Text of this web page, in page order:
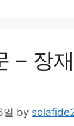
– 장
by